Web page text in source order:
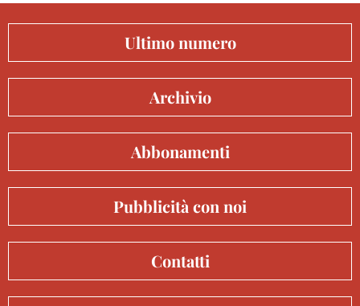
Ultimo numero
Archivio
Abbonamenti
Pubblicità con noi
Contatti